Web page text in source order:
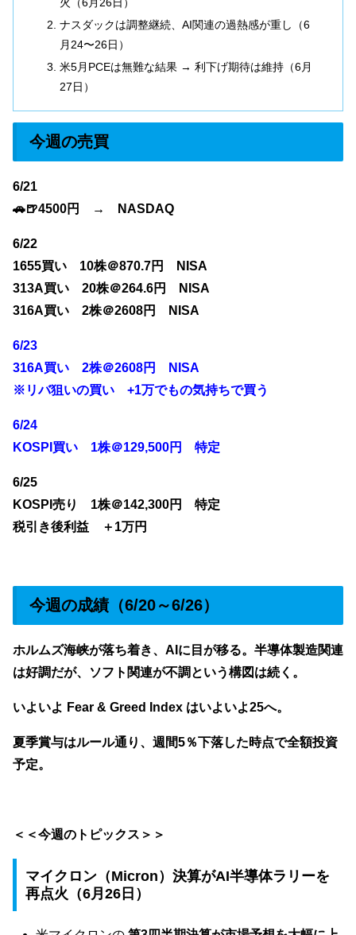
ナスダックは調整継続、AI関連の過熱感が重し（6
月24〜26日）
米5月PCEは無難な結果 → 利下げ期待は維持（6月
27日）
今週の売買
6/21
🚗🍺4500円 → NASDAQ
6/22
1655買い 10株＠870.7円 NISA
313A買い 20株＠264.6円 NISA
316A買い 2株＠2608円 NISA
6/23
316A買い 2株＠2608円 NISA
※リバ狙いの買い +1万でもの気持ちで買う
6/24
KOSPI買い 1株＠129,500円 特定
6/25
KOSPI売り 1株＠142,300円 特定
税引き後利益 ＋1万円
今週の成績（6/20～6/26）
ホルムズ海峡が落ち着き、AIに目が移る。半導体製造関連
は好調だが、ソフト関連が不調という構図は続く。
いよいよ Fear & Greed Index はいよいよ25へ。
夏季賞与はルール通り、週間5％下落した時点で全額投資
予定。
＜＜今週のトピックス＞＞
マイクロン（Micron）決算がAI半導体ラリーを
再点火（6月26日）